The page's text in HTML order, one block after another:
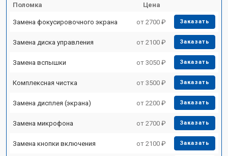
Поломка Цена
Замена фокусировочного экрана от 2700 ₽ Заказать
Замена диска управления от 2100 ₽ Заказать
Замена вспышки от 3050 ₽ Заказать
Комплексная чистка от 3500 ₽ Заказать
Замена дисплея (экрана) от 2200 ₽ Заказать
Замена микрофона от 2700 ₽ Заказать
Замена кнопки включения от 2100 ₽ Заказать